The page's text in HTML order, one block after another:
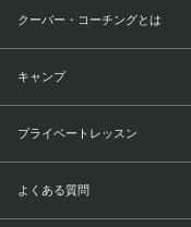
クーバー・コーチングとは
キャンプ
プライベートレッスン
よくある質問